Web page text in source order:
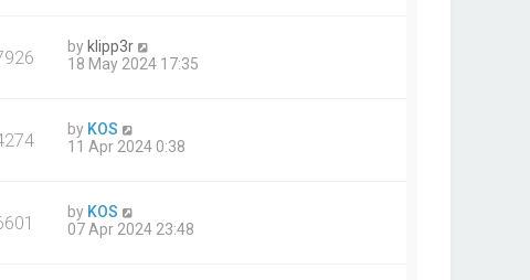
by klipp3r
18 May 2024 17:35
by KOS
11 Apr 2024 0:38
by KOS
07 Apr 2024 23:48